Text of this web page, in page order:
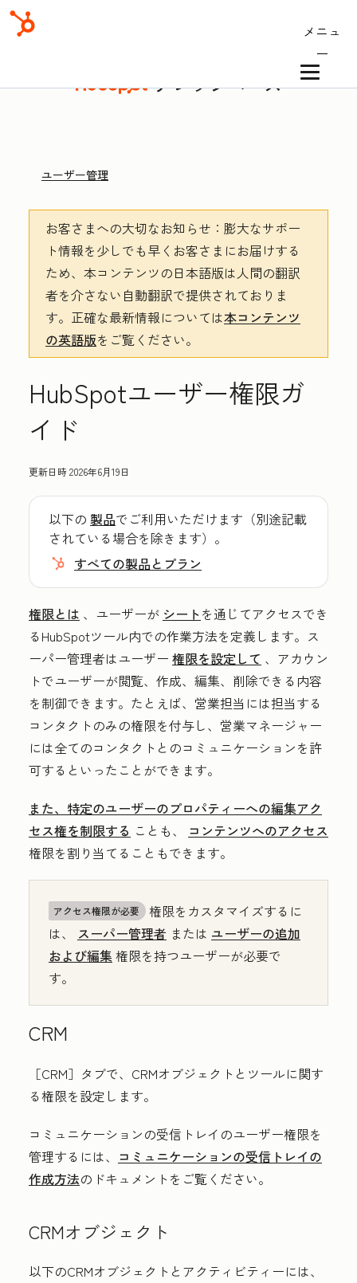
メニュ
ー
ナレッジベース
ユーザー管理
お客さまへの大切なお知らせ ：膨大なサポー
ト情報を少しでも早くお客さまにお届けする
ため、本コンテンツの日本語版は人間の翻訳
者を介さない自動翻訳で提供されておりま
す。 正確な最新情報については本コンテンツ
の英語版をご覧ください。
HubSpotユーザー権限ガ
イド
更新日時2026年6月19日
以下の 製品でご利用いただけます（別途記載
されている場合を除きます）。
すべての製品とプラン
権限とは 、ユーザーが シートを通じてアクセスでき
るHubSpotツール内での作業方法を定義します。ス
ーパー管理者はユーザー 権限を設定して 、アカウン
トでユーザーが閲覧、作成、編集、削除できる内容
を制御できます。たとえば、営業担当には担当する
コンタクトのみの権限を付与し、営業マネージャー
には全てのコンタクトとのコミュニケーションを許
可するといったことができます。
また、特定のユーザーのプロパティーへの編集アク
セス権を制限する ことも、 コンテンツへのアクセス
権限を割り当てることもできます。
アクセス権限が必要
権限をカスタマイズするに
は、 スーパー管理者 または ユーザーの追加
および編集権限を持つユーザーが必要で
す。
CRM
［CRM］ タブで、CRMオブジェクトとツールに関す
る権限を設定します。
コミュニケーションの受信トレイのユーザー権限を
管理するには、 コミュニケーションの受信トレイの
作成方法のドキュメントをご覧ください。
CRMオブジェクト
以下のCRMオブジェクトとアクティビティーには、